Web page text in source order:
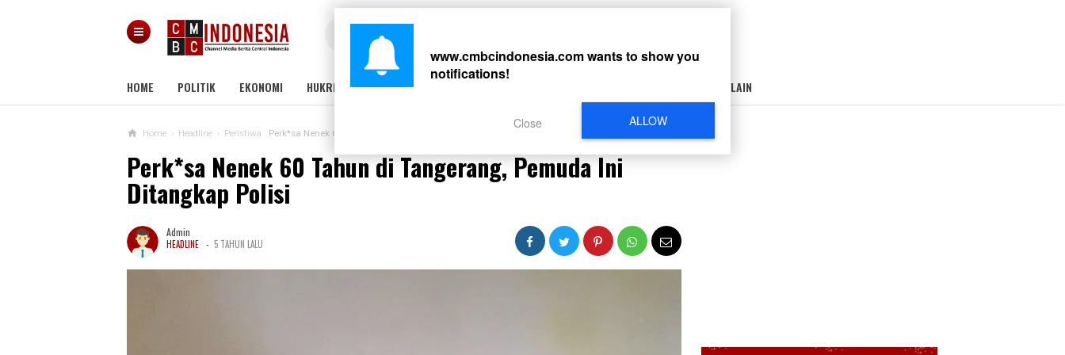
HOME POLITIK EKONOMI HUKRIM PERISTIWA LAIN-LAIN
Home › Headline › Peristiwa Perk*sa Nenek 60 Tahun di Tangerang, Pemuda Ini Ditangkap Polisi
Perk*sa Nenek 60 Tahun di Tangerang, Pemuda Ini
Ditangkap Polisi
Admin
HEADLINE - 5 TAHUN LALU
www.cmbcindonesia.comwants to show you
notifications!
ALLOW
Close